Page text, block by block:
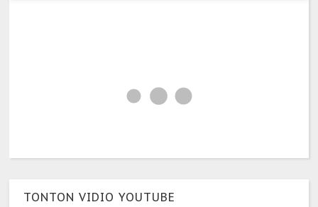
TONTON VIDIO YOUTUBE